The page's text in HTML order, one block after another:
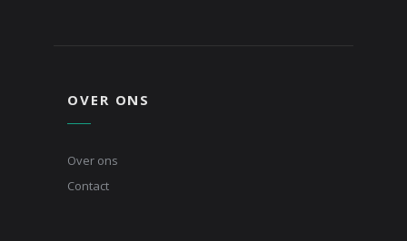
OVER ONS
Over ons
Contact